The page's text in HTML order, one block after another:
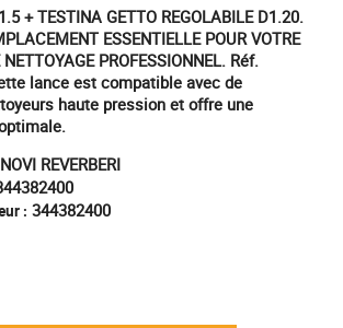
+ TESTINA GETTO REGOLABILE D1.20.
ESSENTIELLE POUR VOTRE
PROFESSIONNEL. Réf.
lance est compatible avec de
haute pression et offre une
REVERBERI
: 344382400